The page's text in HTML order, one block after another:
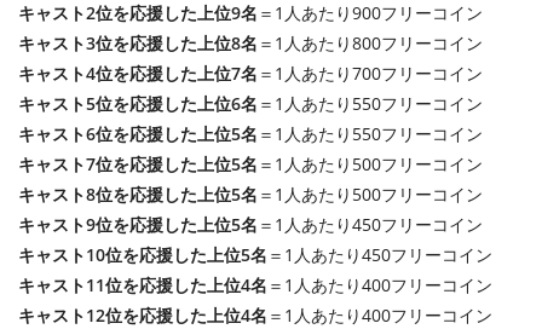
キャスト2位を応援した上位9名 ＝1人あたり900フリーコイン
キャスト3位を応援した上位8名 ＝1人あたり800フリーコイン
キャスト4位を応援した上位7名 ＝1人あたり700フリーコイン
キャスト5位を応援した上位6名 ＝1人あたり550フリーコイン
キャスト6位を応援した上位5名 ＝1人あたり550フリーコイン
キャスト7位を応援した上位5名 ＝1人あたり500フリーコイン
キャスト8位を応援した上位5名 ＝1人あたり500フリーコイン
キャスト9位を応援した上位5名 ＝1人あたり450フリーコイン
キャスト10位を応援した上位5名 ＝1人あたり450フリーコイン
キャスト11位を応援した上位4名 ＝1人あたり400フリーコイン
キャスト12位を応援した上位4名 ＝1人あたり400フリーコイン